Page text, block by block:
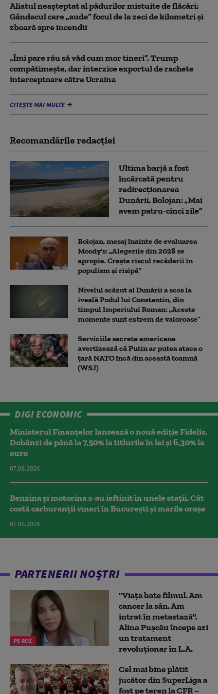
Aliatul neașteptat al pădurilor mistuite de flăcări:
Gândacul care „aude” focul de la zeci de kilometri și
zboară spre incendii
„Îmi pare rău să văd cum mor tineri”. Trump
compătimește, dar interzice exportul de rachete
interceptoare către Ucraina
CITEȘTE MAI MULTE
Recomandările redacţiei
Ultima barjă a fost
încărcată pentru
redirecționarea
Dunării. Bolojan: „Mai
avem patru-cinci zile”
Bolojan, mesaj înainte de evaluarea
Moody's: „Alegerile din 2028 se
apropie. Crește riscul recăderii în
populism și risipă”
Nivelul scăzut al Dunării a scos la
iveală Podul lui Constantin, din
timpul Imperiului Roman: „Aceste
momente sunt extrem de valoroase”
Serviciile secrete americane
avertizează că Putin ar putea ataca o
țară NATO încă din această toamnă
(WSJ)
DIGI ECONOMIC
Ministerul Finanțelor lansează o nouă ediție Fidelis.
Dobânzi de până la 7,50% la titlurile în lei și 6,30% la
euro
07.08.2026
Benzina și motorina s-au ieftinit în unele stații. Cât
costă carburanții vineri în București și marile orașe
07.08.2026
PARTENERII NOȘTRI
PE ROZ
"Viața bate filmul. Am
cancer la sân. Am
intrat în metastază".
Alina Pușcău începe azi
un tratament
revoluționar în L.A.
Cel mai bine plătit
jucător din SuperLiga a
fost pe teren la CFR –